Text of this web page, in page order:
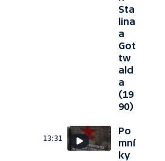
Sta
lina
a
Got
tw
ald
a
(19
90)
13:31
Po
mní
ky